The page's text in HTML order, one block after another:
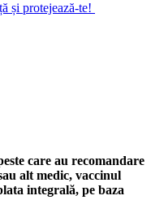
și protejează-te!
care au recomandare
alt medic, vaccinul
integrală, pe baza